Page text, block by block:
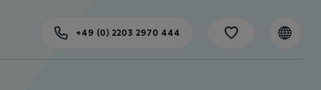
+49 (0) 2203 2970 444